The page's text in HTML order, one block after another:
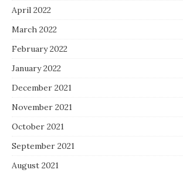
April 2022
March 2022
February 2022
January 2022
December 2021
November 2021
October 2021
September 2021
August 2021